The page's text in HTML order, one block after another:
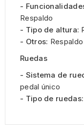
-
Respaldo
- Tipo de altura:
- Otros:
Ruedas
- Sistema de
pedal único
- Tipo de ruedas: